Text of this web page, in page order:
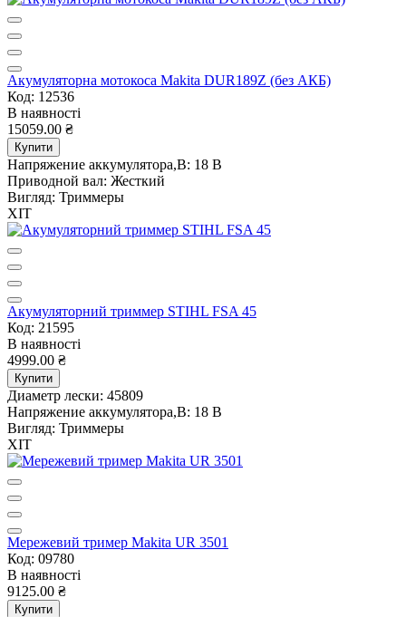
Акумуляторна мотокоса Makita DUR189Z (без АКБ)
Код: 12536
В наявності
15059.00 ₴
Купити
Напряжение аккумулятора,В: 18 В
Приводной вал: Жесткий
Вигляд: Триммеры
ХІТ
Акумуляторний триммер STIHL FSA 45
Код: 21595
В наявності
4999.00 ₴
Купити
Диаметр лески: 45809
Напряжение аккумулятора,В: 18 В
Вигляд: Триммеры
ХІТ
Мережевий тример Makita UR 3501
Код: 09780
В наявності
9125.00 ₴
Купити